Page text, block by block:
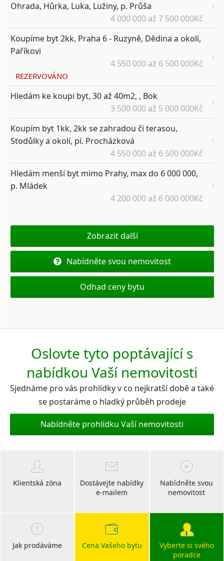
Ohrada, Hůrka, Luka, Lužiny, p. Průša
4 000 000 až 7 500 000Kč
Koupíme byt 2kk, Praha 6 - Ruzyně, Dědina a okolí,
Paříkovi
4 550 000 až 6 500 000Kč
REZERVOVÁNO
Hledám ke koupi byt, 30 až 40m2, , Bok
3 500 000 až 5 000 000Kč
Koupím byt 1kk, 2kk se zahradou či terasou,
Stodůlky a okolí, pí. Procházková
4 550 000 až 6 500 000Kč
Hledám menší byt mimo Prahy, max do 6 000 000,
p. Mládek
4 200 000 až 6 000 000Kč
Zobrazit další
Nabídněte svou nemovitost
Odhad ceny bytu
Oslovte tyto poptávající s
nabídkou Vaší nemovitosti
Sjednáme pro vás prohlídky v co nejkratší době a také
se postaráme o hladký průběh prodeje
Nabídněte prohlídku Vaší nemovitosti
Klientská zóna
Dostávejte nabídky
e-mailem
Nabídněte svou
nemovitost
Jak prodáváme Cena Vašeho bytu
Vyberte si svého
poradce